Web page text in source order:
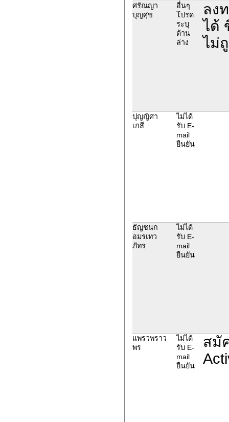
ศรัณญา
บุญศุข
อื่นๆ
โปรด
ระบุ
ด้าน
ล่าง
ลง
ได้
ไม่
ปุญญิศา
เกสี
ไม่ได้
รับ E-
mail
ยืนยัน
ธัญชนก
อมรเทว
ภัทร
ไม่ได้
รับ E-
mail
ยืนยัน
แพรวพราว
พร
ไม่ได้
รับ E-
mail
ยืนยัน
สมั